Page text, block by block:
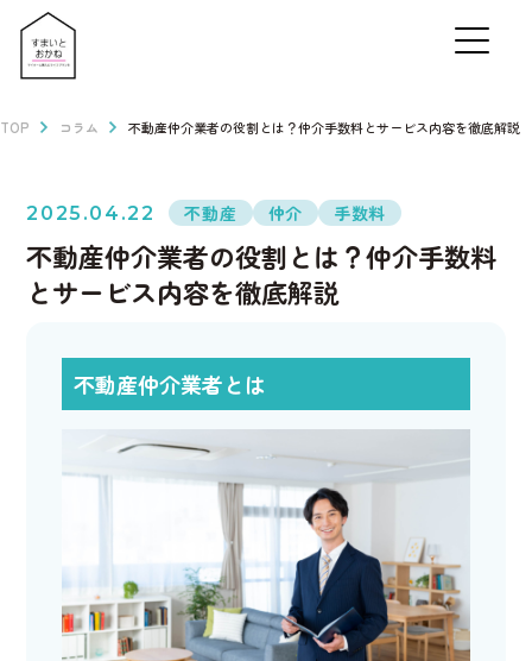
TOP コラム 不動産仲介業者の役割とは？仲介手数料とサービス内容を徹底解説
2025.04.22 不動産 仲介 手数料
不動産仲介業者の役割とは？仲介手数料
とサービス内容を徹底解説
不動産仲介業者とは